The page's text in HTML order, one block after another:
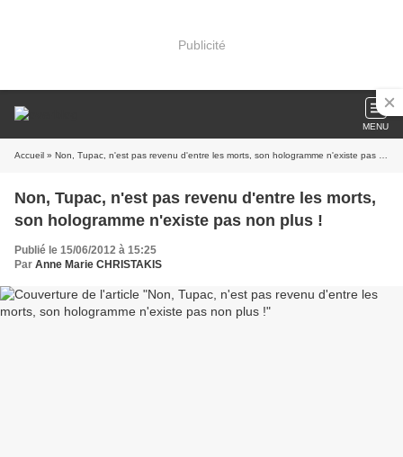
Publicité
MENU
Accueil » Non, Tupac, n'est pas revenu d'entre les morts, son hologramme n'existe pas non plus !
Non, Tupac, n'est pas revenu d'entre les morts,
son hologramme n'existe pas non plus !
Publié le 15/06/2012 à 15:25
Par Anne Marie CHRISTAKIS